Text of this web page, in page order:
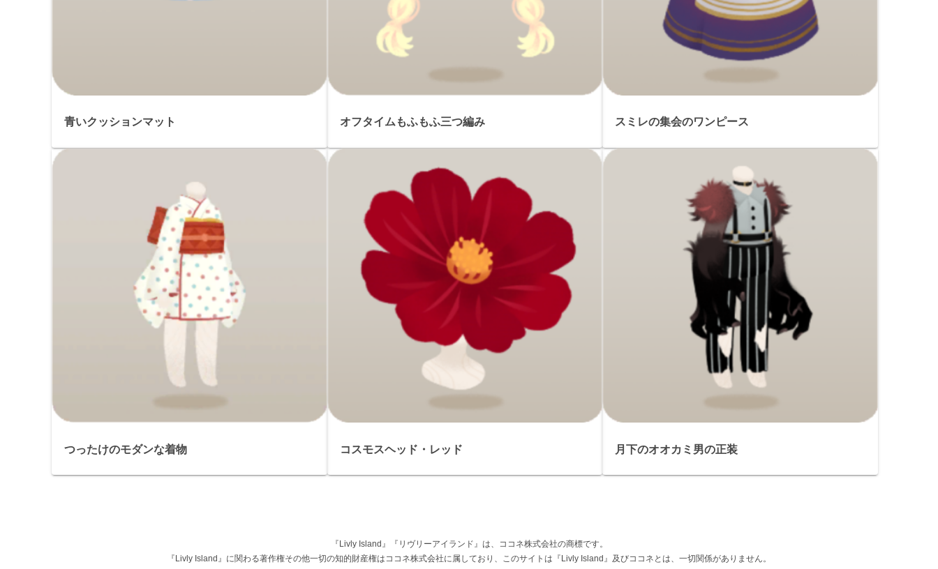
青いクッションマット オフタイムもふもふ三つ編み スミレの集会のワンピース
つったけのモダンな着物 コスモスヘッド・レッド 月下のオオカミ男の正装
『Livly Island』『リヴリーアイランド』は、ココネ株式会社の商標です。
『Livly Island』に関わる著作権その他一切の知的財産権はココネ株式会社に属しており、このサイトは『Livly Island』及びココネとは、一切関係がありません。